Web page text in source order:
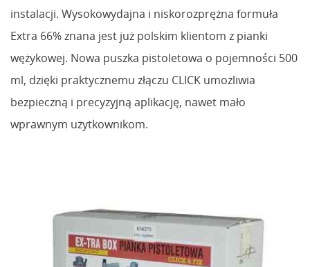
instalacji. Wysokowydajna i niskorozprężna formuła
Extra 66% znana jest już polskim klientom z pianki
wężykowej. Nowa puszka pistoletowa o pojemności 500
ml, dzięki praktycznemu złączu CLICK umożliwia
bezpieczną i precyzyjną aplikację, nawet mało
wprawnym użytkownikom.